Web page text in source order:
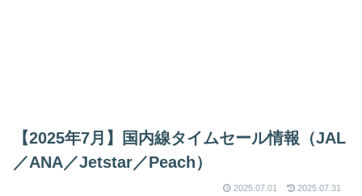
【2025年7月】国内線タイムセール情報（JAL
／ANA／Jetstar／Peach）
2025.07.01 2025.07.31